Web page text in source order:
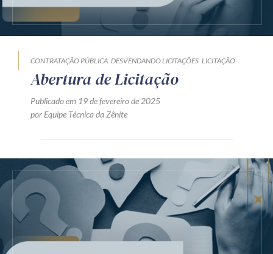
CONTRATAÇÃO PÚBLICA DESVENDANDO LICITAÇÕES LICITAÇÃO
Abertura de Licitação
Publicado em 19 de fevereiro de 2025
por Equipe Técnica da Zênite